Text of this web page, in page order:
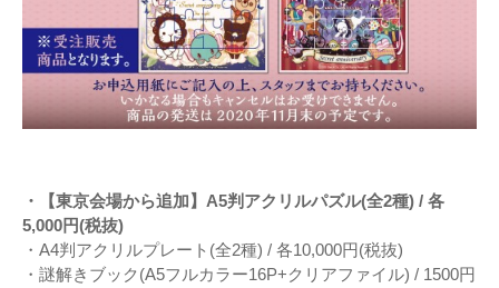
・【東京会場から追加】A5判アクリルパズル(全2種) / 各
5,000円(税抜)
・A4判アクリルプレート(全2種) / 各10,000円(税抜)
・謎解きブック(A5フルカラー16P+クリアファイル) / 1500円